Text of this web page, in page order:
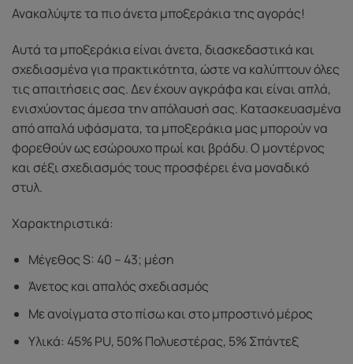
Ανακαλύψτε τα πιο άνετα μποξεράκια της αγοράς!
Αυτά τα μποξεράκια είναι άνετα, διασκεδαστικά και
σχεδιασμένα για πρακτικότητα, ώστε να καλύπτουν όλες
τις απαιτήσεις σας. Δεν έχουν αγκράφα και είναι απλά,
ενισχύοντας άμεσα την απόλαυσή σας. Κατασκευασμένα
από απαλά υφάσματα, τα μποξεράκια μας μπορούν να
φορεθούν ως εσώρουχο πρωί και βράδυ. Ο μοντέρνος
και σέξι σχεδιασμός τους προσφέρει ένα μοναδικό
στυλ.
Χαρακτηριστικά:
Μέγεθος S: 40 – 43; μέση
Άνετος και απαλός σχεδιασμός
Με ανοίγματα στο πίσω και στο μπροστινό μέρος
Υλικά: 45% PU, 50% Πολυεστέρας, 5% Σπάντεξ